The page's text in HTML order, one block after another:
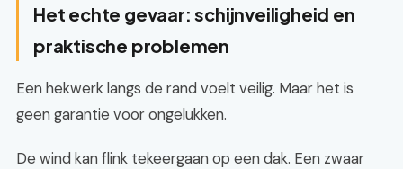
Het echte gevaar: schijnveiligheid en
praktische problemen
Een hekwerk langs de rand voelt veilig. Maar het is
geen garantie voor ongelukken.
De wind kan flink tekeergaan op een dak. Een zwaar